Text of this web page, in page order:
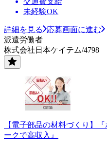
未経験OK
詳細を見る
応募画面に進む
派遣労働者
株式会社日本ケイテム/4798
【電子部品の材料づくり】
ークで高収入』